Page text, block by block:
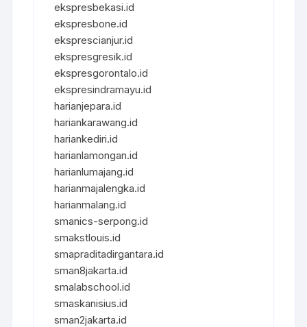
ekspresbekasi.id
ekspresbone.id
eksprescianjur.id
ekspresgresik.id
ekspresgorontalo.id
ekspresindramayu.id
harianjepara.id
hariankarawang.id
hariankediri.id
harianlamongan.id
harianlumajang.id
harianmajalengka.id
harianmalang.id
smanics-serpong.id
smakstlouis.id
smapraditadirgantara.id
sman8jakarta.id
smalabschool.id
smaskanisius.id
sman2jakarta.id